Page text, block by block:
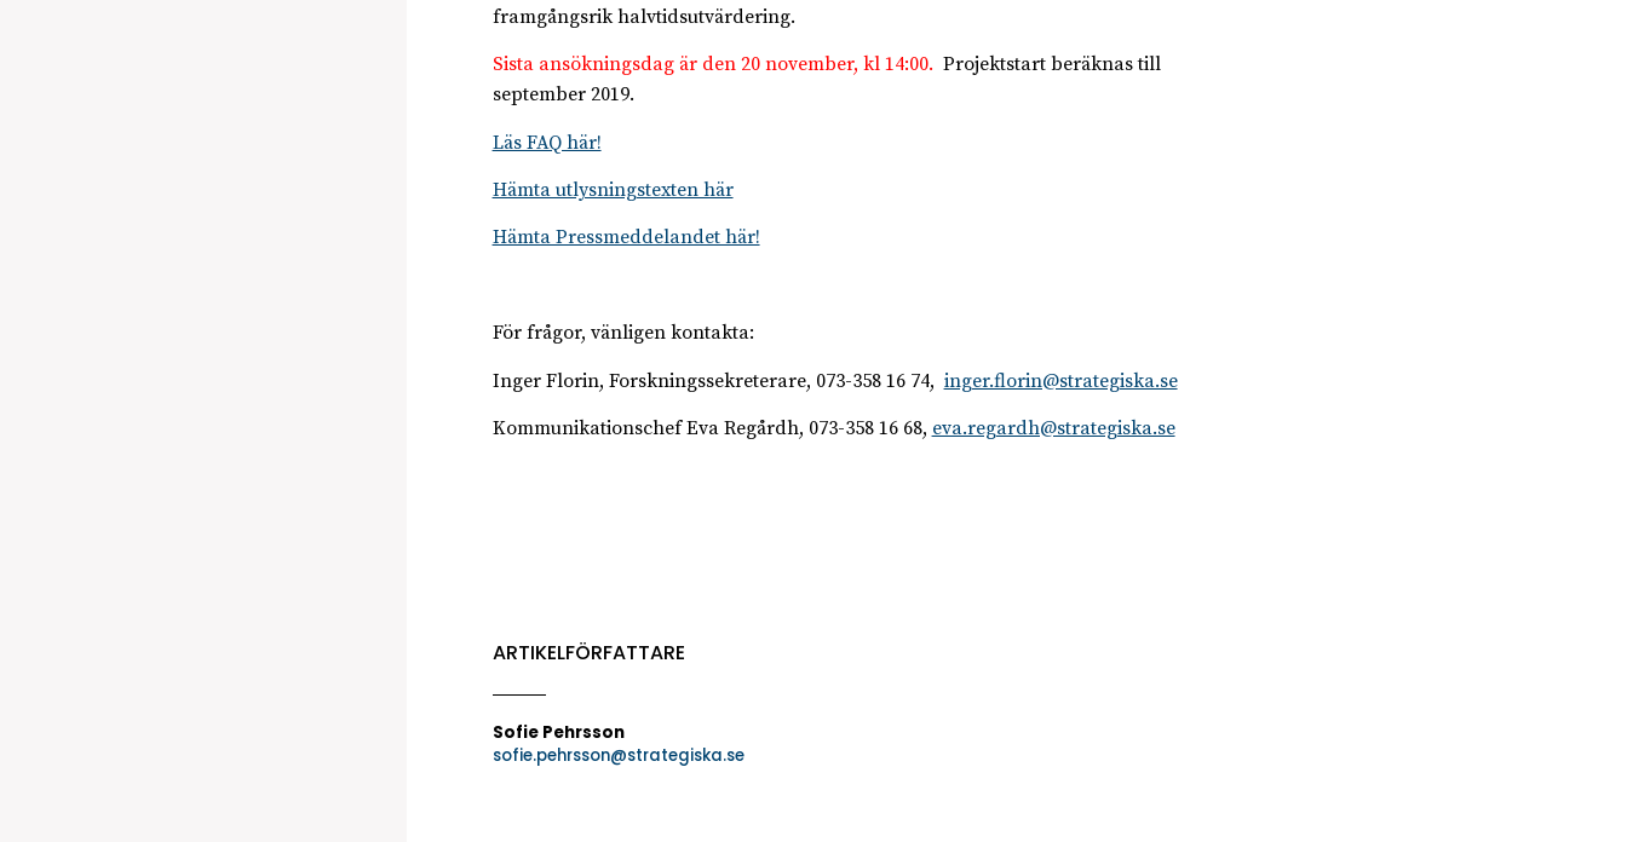
framgångsrik halvtidsutvärdering.
Sista ansökningsdag är den 20 november, kl 14:00. Projektstart beräknas till
september 2019.
Läs FAQ här!
Hämta utlysningstexten här
Hämta Pressmeddelandet här!
För frågor, vänligen kontakta:
Inger Florin, Forskningssekreterare, 073-358 16 74, inger.florin@strategiska.se
Kommunikationschef Eva Regårdh, 073-358 16 68, eva.regardh@strategiska.se
ARTIKELFÖRFATTARE
Sofie Pehrsson
sofie.pehrsson@strategiska.se